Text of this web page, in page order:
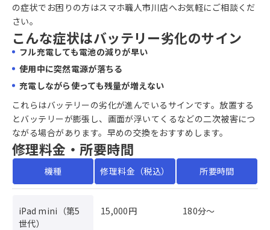
の症状でお困りの方はスマホ職人市川店へお気軽にご相談くだ
さい。
こんな症状はバッテリー劣化のサイン
フル充電しても電池の減りが早い
使用中に突然電源が落ちる
充電しながら使っても残量が増えない
これらはバッテリーの劣化が進んでいるサインです。放置する
とバッテリーが膨張し、画面が浮いてくるなどの二次被害につ
ながる場合があります。早めの交換をおすすめします。
修理料金・所要時間
機種 修理料金（税込） 所要時間
iPad mini（第5
世代）
15,000円 180分〜